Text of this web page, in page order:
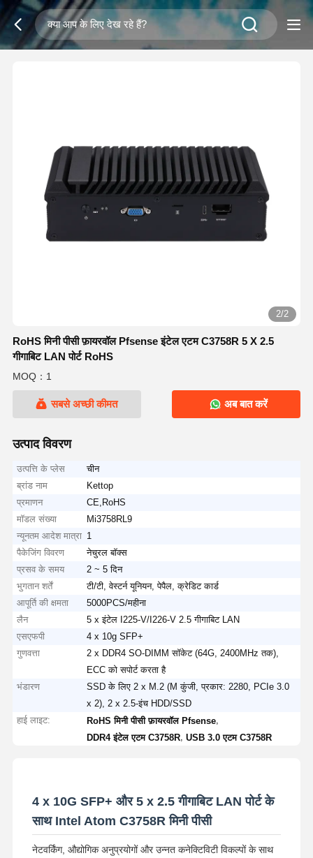
2/2
RoHS मिनी पीसी फ़ायरवॉल Pfsense इंटेल एटम C3758R 5 X 2.5
गीगाबिट LAN पोर्ट RoHS
MOQ：1
सबसे अच्छी कीमत अब बात करें
उत्पाद विवरण
उत्पत्ति के प्लेस
चीन
ब्रांड नाम
Kettop
प्रमाणन
CE,RoHS
मॉडल संख्या
Mi3758RL9
न्यूनतम आदेश मात्रा 1
पैकेजिंग विवरण
नेचुरल बॉक्स
प्रसव के समय
2 ~ 5 दिन
भुगतान शर्तें
टी/टी, वेस्टर्न यूनियन, पेपैल, क्रेडिट कार्ड
आपूर्ति की क्षमता
5000PCS/महीना
लैन
5 x इंटेल I225-V/I226-V 2.5 गीगाबिट LAN
एसएफपी
4 x 10g SFP+
गुणवत्ता
2 x DDR4 SO-DIMM सॉकेट (64G, 2400MHz तक),
ECC को सपोर्ट करता है
भंडारण
SSD के लिए 2 x M.2 (M कुंजी, प्रकार: 2280, PCIe 3.0
x 2), 2 x 2.5-इंच HDD/SSD
हाई लाइट:
RoHS मिनी पीसी फ़ायरवॉल Pfsense
DDR4 इंटेल एटम C3758R ,USB 3.0 एटम C3758R
4 x 10G SFP+ और 5 x 2.5 गीगाबिट LAN पोर्ट के
साथ Intel Atom C3758R मिनी पीसी
नेटवर्किंग, औद्योगिक अनुप्रयोगों और उन्नत कनेक्टिविटी विकल्पों के साथ